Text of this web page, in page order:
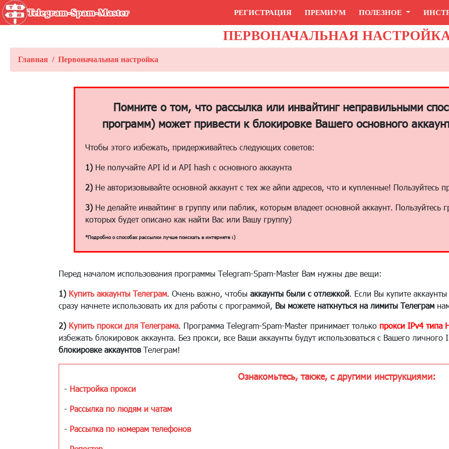
Telegram-Spam-Master РЕГИСТРАЦИЯ ПРЕМИУМ ПОЛЕЗНОЕ
ПЕРВОНАЧАЛЬНАЯ
Главная Первоначальная настройка
Помните о том, что рассылка или инвайтинг неправильными
программ) может привести к блокировке Вашего основного
Чтобы этого избежать, придерживайтесь следующих советов:
1) Не получайте API id и API hash с основного аккаунта
2) Не авторизовывайте основной аккаунт с тех же айпи адресов, что и купленные! Пользуйтесь
3) Не делайте инвайтинг в группу или паблик, которым владеет основной аккаунт. Пользуйтесь
которых будет описано как найти Вас или Вашу группу)
*Подробно о способах рассылки лучше поискать в интернете :)
Перед началом использования программы Telegram-Spam-Master Вам нужны две вещи:
1) Купить аккаунты Телеграм. Очень важно, чтобы аккаунты были с отлежкой. Если Вы купите
сразу начнете использовать их для работы с программой, Вы можете наткнуться на лимиты Телеграм
2) Купить прокси для Телеграма. Программа Telegram-Spam-Master принимает только прокси IPv4 типа
избежать блокировок аккаунта. Без прокси, все Ваши аккаунты будут использоваться с Вашего
блокировке аккаунтовТелеграм!
Ознакомьтесь, также, с другими инструкциями:
- Настройка прокси
- Рассылка по людям и чатам
- Рассылка по номерам телефонов